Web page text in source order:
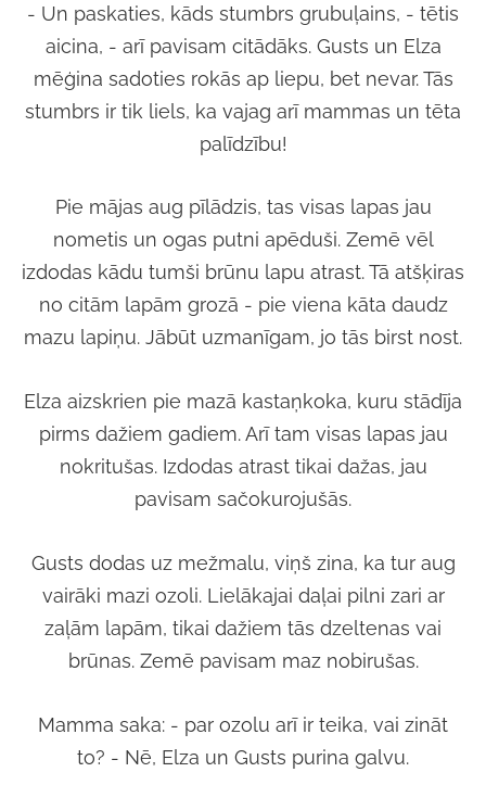
- Un paskaties, kāds stumbrs grubuļains, - tētis
aicina, - arī pavisam citādāks. Gusts un Elza
mēģina sadoties rokās ap liepu, bet nevar. Tās
stumbrs ir tik liels, ka vajag arī mammas un tēta
palīdzību!
Pie mājas aug pīlādzis, tas visas lapas jau
nometis un ogas putni apēduši. Zemē vēl
izdodas kādu tumši brūnu lapu atrast. Tā atšķiras
no citām lapām grozā - pie viena kāta daudz
mazu lapiņu. Jābūt uzmanīgam, jo tās birst nost.
Elza aizskrien pie mazā kastaņkoka, kuru stādīja
pirms dažiem gadiem. Arī tam visas lapas jau
nokritušas. Izdodas atrast tikai dažas, jau
pavisam sačokurojušās.
Gusts dodas uz mežmalu, viņš zina, ka tur aug
vairāki mazi ozoli. Lielākajai daļai pilni zari ar
zaļām lapām, tikai dažiem tās dzeltenas vai
brūnas. Zemē pavisam maz nobirušas.
Mamma saka: - par ozolu arī ir teika, vai zināt
to? - Nē, Elza un Gusts purina galvu.